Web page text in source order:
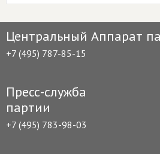
Центральный Аппарат
+7 (495) 787-85-15
Пресс-служба
партии
+7 (495) 783-98-03